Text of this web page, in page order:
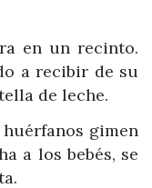
en un recinto.
a recibir de su
de leche.
gimen
a los bebés, se